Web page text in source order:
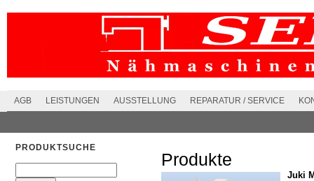
AGB LEISTUNGEN AUSSTELLUNG REPARATUR / SERVICE
PRODUKTSUCHE
Produkte
Juki